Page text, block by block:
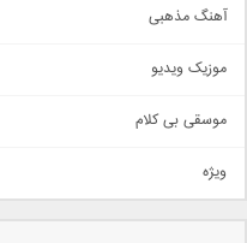
حماسی
سنتی
اهنگ بندرعباسی
دمو
مذهبی
آهنگ مذهبی
موزیک ویدیو
موسقی بی کلام
ویژه